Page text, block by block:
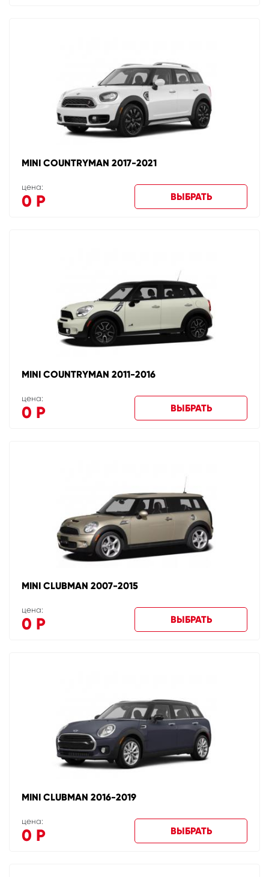
MINI COUNTRYMAN 2017-2021
цена:
0 Р ВЫБРАТЬ
MINI COUNTRYMAN 2011-2016
цена:
0 Р ВЫБРАТЬ
MINI CLUBMAN 2007-2015
цена:
0 Р ВЫБРАТЬ
MINI CLUBMAN 2016-2019
цена:
0 Р ВЫБРАТЬ